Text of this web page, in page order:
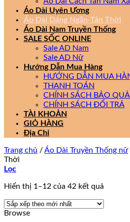
Áo Dài Uyên Ương
Áo Dài Dáng Ngắn-Tân Thời
Áo Dài Nam Truyền Thống
SALE SỐC ONLINE
Sale AD Nam
Sale AD Nữ
Hướng Dẫn Mua Hàng
HƯỚNG DẪN MUA
THANH TOÁN
CHÍNH SÁCH BẢO
CHÍNH SÁCH ĐỔI TRẢ
TÀI KHOẢN
GIỎ HÀNG
Địa Chỉ
Trang chủ /Áo Dài Truyền Thống nữ
Thời
Lọc
Hiển thị 1–12 của 42 kết quả
Browse